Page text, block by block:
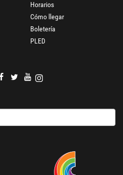
Horarios
Cómo llegar
Boletería
PLED